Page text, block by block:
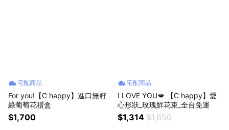
宅配商品
For you!【C happy】進口無籽
綠葡萄花禮盒
$1,700
宅配商品
I LOVE YOU💋 【C happy】愛
心形狀_玫瑰鮮花束_全台免運
$1,314 $1,650